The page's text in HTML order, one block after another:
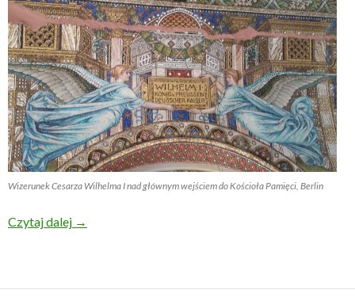
Wizerunek Cesarza Wilhelma I nad głównym wejściem do Kościoła Pamięci, Berlin
Czytaj dalej Mozaiki w Berlinie
→